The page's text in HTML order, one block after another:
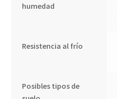
humedad
Resistencia al frío
Posibles tipos de